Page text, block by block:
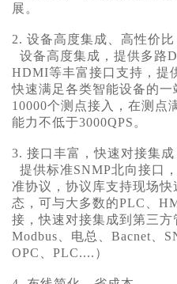
展。
2. 设备高度集成、高性价比
设备高度集成，提供多路
HDMI等丰富接口支持，提
快速满足各类智能设备的
10000个测点接入，在测点
能力不低于3000QPS。
3. 接口丰富，快速对接集成
提供标准SNMP北向接口
准协议，协议库支持现场
态，可与大多数的PLC、
接，快速对接集成到第三方
Modbus、电总、Bacnet、
OPC、PLC....）